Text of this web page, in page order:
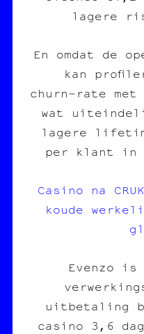
lagere
En omdat de
kan
churn‑rate
wat
lagere
per klant in
Casino na
koude
Evenzo is
uitbetaling
casino 3,6